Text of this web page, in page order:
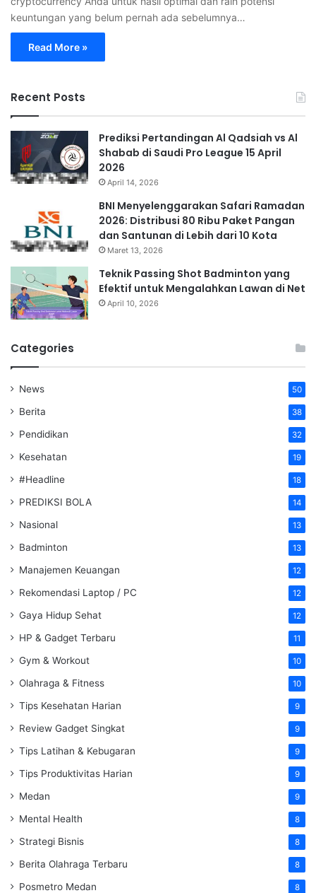
keuntungan yang belum pernah ada sebelumnya…
Read More »
Recent Posts
Prediksi Pertandingan Al Qadsiah vs Al
Shabab di Saudi Pro League 15 April
2026
April 14, 2026
BNI Menyelenggarakan Safari Ramadan
2026: Distribusi 80 Ribu Paket Pangan
dan Santunan di Lebih dari 10 Kota
Maret 13, 2026
Teknik Passing Shot Badminton yang
Efektif untuk Mengalahkan Lawan di Net
April 10, 2026
Categories
News 50
Berita 38
Pendidikan 32
Kesehatan 19
#Headline 18
PREDIKSI BOLA 14
Nasional 13
Badminton 13
Manajemen Keuangan 12
Rekomendasi Laptop / PC 12
Gaya Hidup Sehat 12
HP & Gadget Terbaru 11
Gym & Workout 10
Olahraga & Fitness 10
Tips Kesehatan Harian 9
Review Gadget Singkat 9
Tips Latihan & Kebugaran 9
Tips Produktivitas Harian 9
Medan 9
Mental Health 8
Strategi Bisnis 8
Berita Olahraga Terbaru 8
Posmetro Medan 8